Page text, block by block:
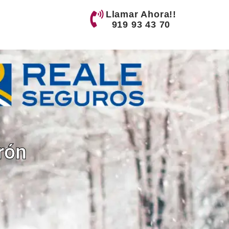
Llamar Ahora!!
919 93 43 70